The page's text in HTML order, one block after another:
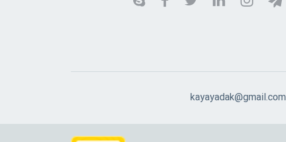
kayayadak@gmail.com